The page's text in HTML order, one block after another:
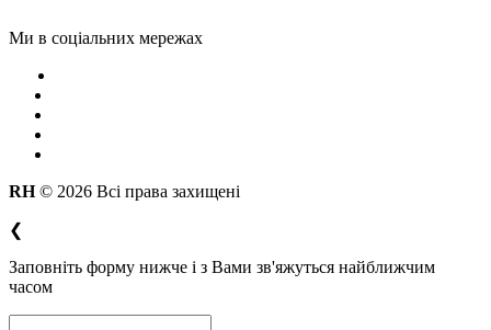
Ми в соціальних мережах
RH© 2026 Всі права захищені
❮
Заповніть форму нижче і з Вами зв'яжуться найближчим
часом